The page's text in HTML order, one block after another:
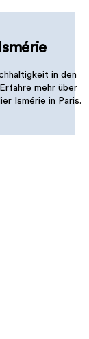
in den
mehr über
Ismérie in Paris.